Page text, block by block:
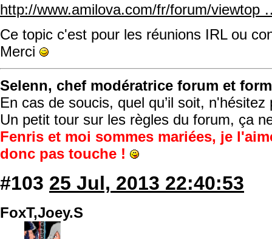
http://www.amilova.com/fr/forum/viewtop
Ce topic c'est pour les réunions IRL ou
Merci
Selenn, chef modératrice forum et
En cas de soucis, quel qu’il soit,
Un petit tour sur les règles du forum, ça
Fenris et moi sommes mariées, je
donc pas touche !
#103 25 Jul, 2013 22:40:53
FoxT,Joey.S